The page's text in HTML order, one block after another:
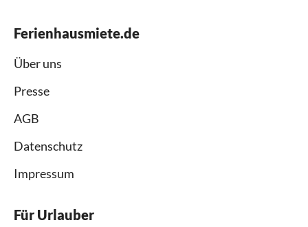
Ferienhausmiete.de
Über uns
Presse
AGB
Datenschutz
Impressum
Für Urlauber